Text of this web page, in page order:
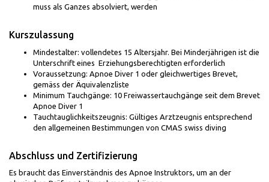
muss als Ganzes absolviert, werden
Kurszulassung
Mindestalter: vollendetes 15 Altersjahr. Bei Minderjährigen ist die
Unterschrift eines Erziehungsberechtigten erforderlich
Voraussetzung: Apnoe Diver 1 oder gleichwertiges Brevet,
gemäss der Äquivalenzliste
Minimum Tauchgänge: 10 Freiwassertauchgänge seit dem Brevet
Apnoe Diver 1
Tauchtauglichkeitszeugnis: Gültiges Arztzeugnis entsprechend
den allgemeinen Bestimmungen von CMAS swiss diving
Abschluss und Zertifizierung
Es braucht das Einverständnis des Apnoe Instruktors, um an der